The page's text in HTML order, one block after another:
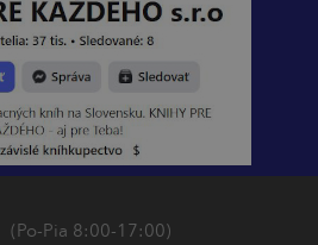
(Po-Pia 8:00-17:00)